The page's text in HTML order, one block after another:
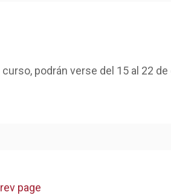
podrán verse del 15 al 22
page